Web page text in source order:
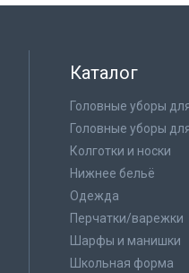
Каталог
Головные уборы
Головные уборы
Колготки и носки
Нижнее бельё
Одежда
Перчатки/варежки
Шарфы и манишки
Школьная форма